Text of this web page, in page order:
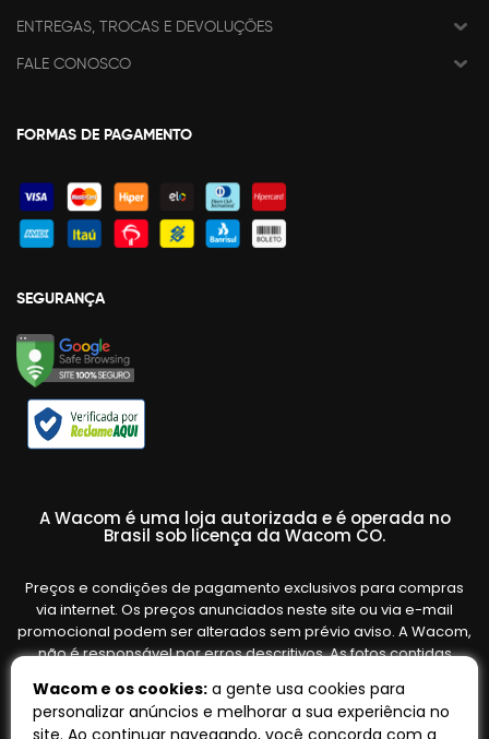
ENTREGAS, TROCAS E DEVOLUÇÕES
FALE CONOSCO
FORMAS DE PAGAMENTO
SEGURANÇA
A Wacom é uma loja autorizada e é operada no
Brasil sob licença da Wacom CO.
Preços e condições de pagamento exclusivos para compras
via internet. Os preços anunciados neste site ou via e-mail
promocional podem ser alterados sem prévio aviso. A Wacom,
não é responsável por erros descritivos. As fotos contidas
variar de acordo com o fornecedor/lote do fabricante. Ofertas
válidas até o término de nossos estoques. Vendas sujeitas à
Wacom e os cookies: a gente usa cookies para
personalizar anúncios e melhorar a sua experiência no
site. Ao continuar navegando, você concorda com a